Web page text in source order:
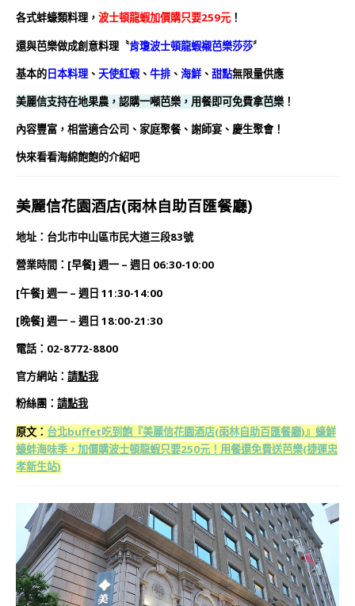
各式蚌蠔類料理， 波士頓龍蝦加價購只要259元 ！
還與芭樂做成創意料理 〝肯瓊波士頓龍蝦襯芭樂莎莎〞
基本的日本料理 、 天使紅蝦 、 牛排、 海鮮、 甜點無限量供應
美麗信支持在地果農，認購一噸芭樂，用餐即可免費拿芭樂 ！
內容豐富，相當適合公司、家庭聚餐、謝師宴、慶生聚會！
快來看看海綿飽飽的介紹吧
美麗信花園酒店(雨林自助百匯餐廳)
地址：台北市中山區市民大道三段83號
營業時間：[早餐] 週一 – 週日 06:30-10:00
[午餐] 週一 – 週日 11:30-14:00
[晚餐] 週一 – 週日 18:00-21:30
電話：02-8772-8800
官方網站： 請點我
粉絲團： 請點我
原文： 台北buffet吃到飽『美麗信花園酒店(雨林自助百匯餐廳)』蠔鮮
蠔蚌海味季，加價購波士頓龍蝦只要250元！用餐還免費送芭樂(捷運忠
孝新生站)